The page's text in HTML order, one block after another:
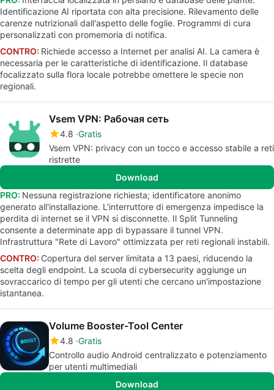
Identificazione AI riportata con alta precisione. Rilevamento delle
carenze nutrizionali dall'aspetto delle foglie. Programmi di cura
personalizzati con promemoria di notifica.
CONTRO: Richiede accesso a Internet per analisi AI. La camera è
necessaria per le caratteristiche di identificazione. Il database
focalizzato sulla flora locale potrebbe omettere le specie non
regionali.
Vsem VPN: Рабочая сеть
4.8 Gratis
Vsem VPN: privacy con un tocco e accesso stabile a reti
ristrette
Download
PRO: Nessuna registrazione richiesta; identificatore anonimo
generato all'installazione. L'interruttore di emergenza impedisce la
perdita di internet se il VPN si disconnette. Il Split Tunneling
consente a determinate app di bypassare il tunnel VPN.
Infrastruttura "Rete di Lavoro" ottimizzata per reti regionali instabili.
CONTRO: Copertura del server limitata a 13 paesi, riducendo la
scelta degli endpoint. La scuola di cybersecurity aggiunge un
sovraccarico di tempo per gli utenti che cercano un'impostazione
istantanea.
Volume Booster-Tool Center
4.8 Gratis
Controllo audio Android centralizzato e potenziamento
per utenti multimediali
Download